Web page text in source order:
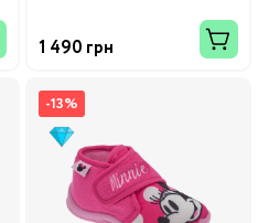
1 490 грн
-13%